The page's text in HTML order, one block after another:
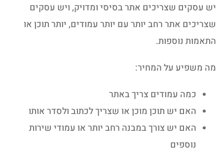
יש עסקים שצריכים אתר בסיסי ומדויק, ויש עסקים
שצריכים אתר רחב יותר עם יותר עמודים, יותר תוכן או
התאמות נוספות.
מה משפיע על המחיר:
כמה עמודים צריך באתר
האם יש תוכן מוכן או שצריך לכתוב ולסדר אותו
האם יש צורך במבנה רחב יותר או עמודי שירות
נוספים